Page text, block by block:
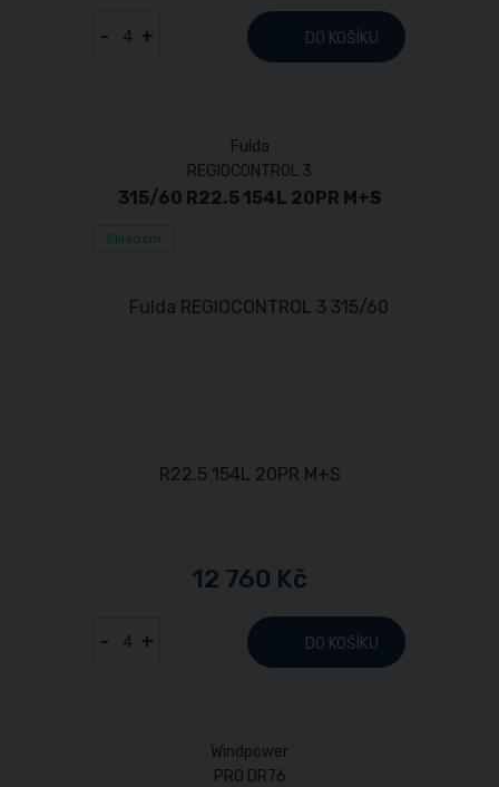
- + DO KOŠÍKU
Fulda
REGIOCONTROL 3
315/60 R22.5 154L 20PR M+S
Skladem
12 760 Kč
- + DO KOŠÍKU
Windpower
PRO DR76